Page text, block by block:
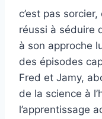
c’est pas
réussi à séduire
à son approche
des épisodes
Fred et Jamy,
de la science à
l’apprentissage